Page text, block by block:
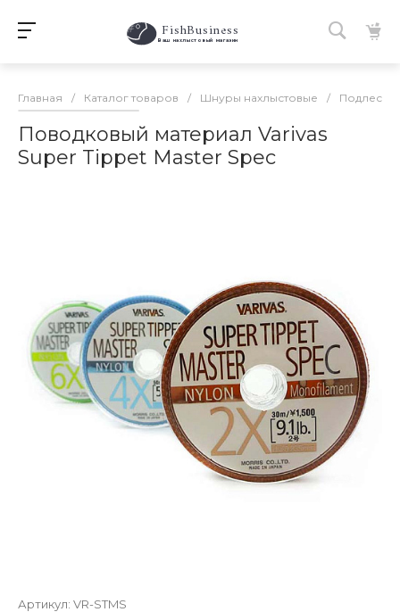
FishBusiness
Ваш нахлыстовый магазин
Главная / Каталог товаров / Шнуры нахлыстовые /
Поводковый материал Varivas
Super Tippet Master Spec
Артикул: VR-STMS